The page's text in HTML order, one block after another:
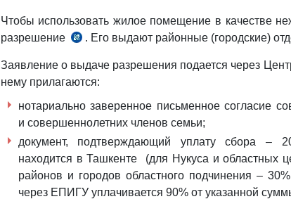
Чтобы использовать жилое помещение в качестве
разрешение
. Его выдают районные (городские)
Заявление о выдаче разрешения подается через
нему прилагаются:
нотариально заверенное письменное согласие
и совершеннолетних членов семьи;
документ, подтверждающий уплату сбора –
находится в Ташкенте (для Нукуса и областных
районов и городов областного подчинения –
через ЕПИГУ уплачивается 90% от указанной